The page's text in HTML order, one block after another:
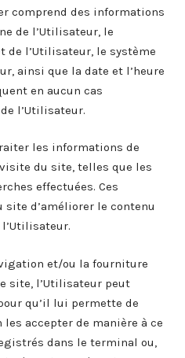
comprend des informations
de l’Utilisateur, le
de l’Utilisateur, le système
ainsi que la date et l’heure
en aucun cas
l’Utilisateur.
les informations de
du site, telles que les
effectuées. Ces
d’améliorer le contenu
et/ou la fourniture
site, l’Utilisateur peut
qu’il lui permette de
accepter de manière à ce
dans le terminal ou,